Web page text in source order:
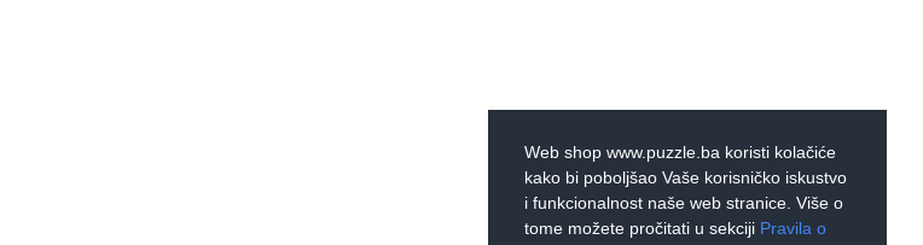
Web shop www.puzzle.ba koristi kolačiće
kako bi poboljšao Vaše korisničko iskustvo
i funkcionalnost naše web stranice. Više o
tome možete pročitati u sekciji Pravila o